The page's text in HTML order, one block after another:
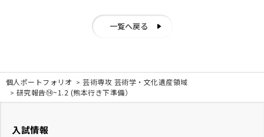
一覧へ戻る
個人ポートフォリオ
芸術専攻 芸術学・文化遺産領域
研究報告⑭~1.2 (熊本行き下準備）
入試情報